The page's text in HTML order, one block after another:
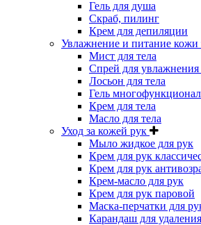
Гель для душа
Скраб, пилинг
Крем для депиляции
Увлажнение и питание кожи
Мист для тела
Спрей для
Лосьон для тела
Гель
Крем для тела
Масло для тела
Уход за кожей рук
Мыло жидкое для рук
Крем для рук
Крем для рук
Крем-масло для рук
Крем для рук паровой
Маска-перчатки для
Карандаш для